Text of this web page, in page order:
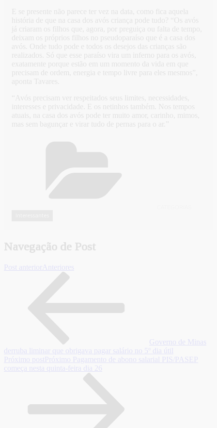
E se presente não parece ter vez na data, como fica aquela
história de que na casa dos avós criança pode tudo? “Os avós
já criaram os filhos que, agora, por preguiça ou falta de tempo,
deixam os próprios filhos no pseudoparaíso que é a casa dos
avós. Onde tudo pode e todos os desejos das crianças são
realizados. Só que esse paraíso vira um inferno para os avós,
exatamente porque estão em um momento da vida em que
precisam de ordem, energia e tempo livre para eles mesmos”,
aponta Tavares.
“Avós precisam ver respeitados seus limites, necessidades,
interesses e privacidade. E os netinhos também. Nos tempos
atuais, na casa dos avós pode ter muito amor, carinho, mimos,
mas sem bagunçar e virar tudo de pernas para o ar.”
Navegação de Post
Post anterior Anteriores
Governo de Minas
derruba liminar que obrigava pagar salário no 5º dia útil
Próximo post Próximo Pagamento de abono salarial PIS/PASEP
começa nesta quinta-feira dia 26